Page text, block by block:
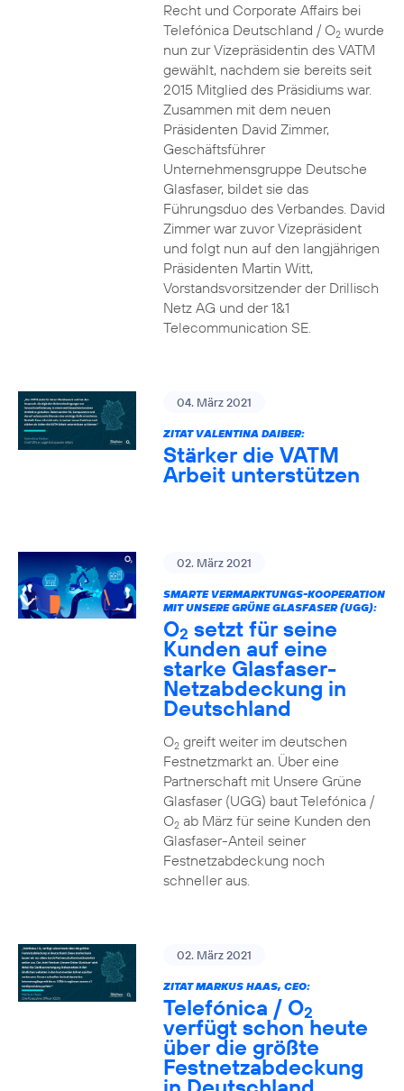
Recht und Corporate Affairs bei
Telefónica Deutschland / O2wurde
nun zur Vizepräsidentin des VATM
gewählt, nachdem sie bereits seit
2015 Mitglied des Präsidiums war.
Zusammen mit dem neuen
Präsidenten David Zimmer,
Geschäftsführer
Unternehmensgruppe Deutsche
Glasfaser, bildet sie das
Führungsduo des Verbandes. David
Zimmer war zuvor Vizepräsident
und folgt nun auf den langjährigen
Präsidenten Martin Witt,
Vorstandsvorsitzender der Drillisch
Netz AG und der 1&1
Telecommunication SE.
04. März 2021
ZITAT VALENTINA DAIBER:
Stärker die VATM
Arbeit unterstützen
02. März 2021
SMARTE VERMARKTUNGS-KOOPERATION
MIT UNSERE GRÜNE GLASFASER (UGG):
O2 setzt für seine
Kunden auf eine
starke Glasfaser-
Netzabdeckung in
Deutschland
O2greift weiter im deutschen
Festnetzmarkt an. Über eine
Partnerschaft mit Unsere Grüne
Glasfaser (UGG) baut Telefónica /
O2ab März für seine Kunden den
Glasfaser-Anteil seiner
Festnetzabdeckung noch
schneller aus.
02. März 2021
ZITAT MARKUS HAAS, CEO:
Telefónica / O2
verfügt schon heute
über die größte
Festnetzabdeckung